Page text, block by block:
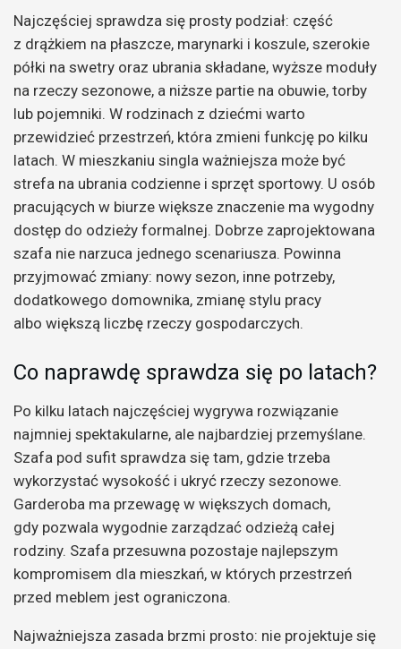
Najczęściej sprawdza się prosty podział: część
z drążkiem na płaszcze, marynarki i koszule, szerokie
półki na swetry oraz ubrania składane, wyższe moduły
na rzeczy sezonowe, a niższe partie na obuwie, torby
lub pojemniki. W rodzinach z dziećmi warto
przewidzieć przestrzeń, która zmieni funkcję po kilku
latach. W mieszkaniu singla ważniejsza może być
strefa na ubrania codzienne i sprzęt sportowy. U osób
pracujących w biurze większe znaczenie ma wygodny
dostęp do odzieży formalnej. Dobrze zaprojektowana
szafa nie narzuca jednego scenariusza. Powinna
przyjmować zmiany: nowy sezon, inne potrzeby,
dodatkowego domownika, zmianę stylu pracy
albo większą liczbę rzeczy gospodarczych.
Co naprawdę sprawdza się po latach?
Po kilku latach najczęściej wygrywa rozwiązanie
najmniej spektakularne, ale najbardziej przemyślane.
Szafa pod sufit sprawdza się tam, gdzie trzeba
wykorzystać wysokość i ukryć rzeczy sezonowe.
Garderoba ma przewagę w większych domach,
gdy pozwala wygodnie zarządzać odzieżą całej
rodziny. Szafa przesuwna pozostaje najlepszym
kompromisem dla mieszkań, w których przestrzeń
przed meblem jest ograniczona.
Najważniejsza zasada brzmi prosto: nie projektuje się